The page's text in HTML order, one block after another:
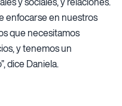
enfocarse en nuestros
que necesitamos
y tenemos un
dice Daniela.